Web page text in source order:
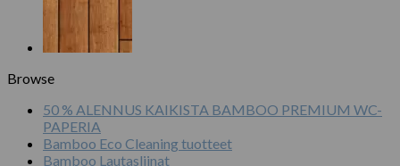
Browse
50 % ALENNUS KAIKISTA BAMBOO PREMIUM WC-
PAPERIA
Bamboo Eco Cleaning tuotteet
Bamboo Lautasliinat